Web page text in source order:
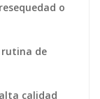
o
rutina de
calidad